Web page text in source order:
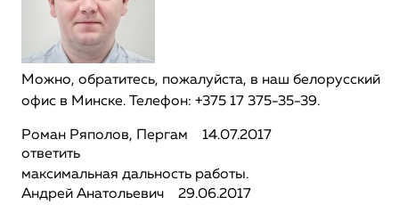
Можно, обратитесь, пожалуйста, в наш белорусский
офис в Минске. Телефон: +375 17 375-35-39.
Роман Ряполов, Пергам 14.07.2017
ответить
максимальная дальность работы.
Андрей Анатольевич 29.06.2017